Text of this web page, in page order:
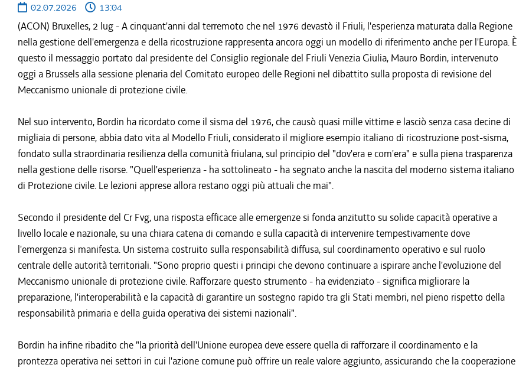
02.07.2026
13:04
(ACON) Bruxelles, 2 lug - A cinquant'anni dal terremoto che nel 1976 devastò il Friuli, l'esperienza maturata dalla Regione
nella gestione dell'emergenza e della ricostruzione rappresenta ancora oggi un modello di riferimento anche per l'Europa. È
questo il messaggio portato dal presidente del Consiglio regionale del Friuli Venezia Giulia, Mauro Bordin, intervenuto
oggi a Brussels alla sessione plenaria del Comitato europeo delle Regioni nel dibattito sulla proposta di revisione del
Meccanismo unionale di protezione civile.
Nel suo intervento, Bordin ha ricordato come il sisma del 1976, che causò quasi mille vittime e lasciò senza casa decine di
migliaia di persone, abbia dato vita al Modello Friuli, considerato il migliore esempio italiano di ricostruzione post-sisma,
fondato sulla straordinaria resilienza della comunità friulana, sul principio del "dov'era e com'era" e sulla piena trasparenza
nella gestione delle risorse. "Quell'esperienza - ha sottolineato - ha segnato anche la nascita del moderno sistema italiano
di Protezione civile. Le lezioni apprese allora restano oggi più attuali che mai".
Secondo il presidente del Cr Fvg, una risposta efficace alle emergenze si fonda anzitutto su solide capacità operative a
livello locale e nazionale, su una chiara catena di comando e sulla capacità di intervenire tempestivamente dove
l'emergenza si manifesta. Un sistema costruito sulla responsabilità diffusa, sul coordinamento operativo e sul ruolo
centrale delle autorità territoriali. "Sono proprio questi i principi che devono continuare a ispirare anche l'evoluzione del
Meccanismo unionale di protezione civile. Rafforzare questo strumento - ha evidenziato - significa migliorare la
preparazione, l'interoperabilità e la capacità di garantire un sostegno rapido tra gli Stati membri, nel pieno rispetto della
responsabilità primaria e della guida operativa dei sistemi nazionali".
Bordin ha infine ribadito che "la priorità dell'Unione europea deve essere quella di rafforzare il coordinamento e la
prontezza operativa nei settori in cui l'azione comune può offrire un reale valore aggiunto, assicurando che la cooperazione